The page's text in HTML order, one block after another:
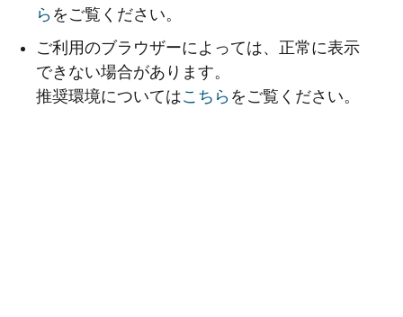
ら をご覧ください。
ご利用のブラウザーによっては、正常に表示
できない場合があります。
推奨環境についてはこちら をご覧ください。